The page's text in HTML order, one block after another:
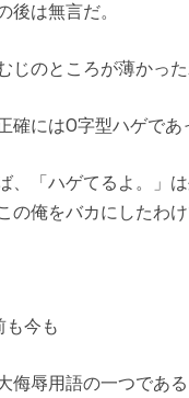
後は無言だ。
じのところが薄かった
確にはO字型ハゲであ
、「ハゲてるよ。」
の俺をバカにしたわけ
も今も
侮辱用語の一つであ